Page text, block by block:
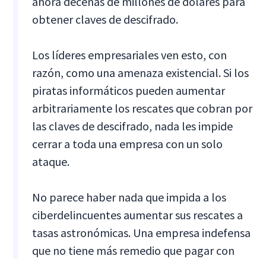
obtener claves de descifrado.
Los líderes empresariales ven esto, con
razón, como una amenaza existencial. Si los
piratas informáticos pueden aumentar
arbitrariamente los rescates que cobran por
las claves de descifrado, nada les impide
cerrar a toda una empresa con un solo
ataque.
No parece haber nada que impida a los
ciberdelincuentes aumentar sus rescates a
tasas astronómicas. Una empresa indefensa
que no tiene más remedio que pagar con